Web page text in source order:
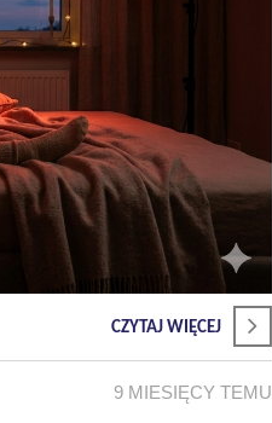
CZYTAJ WIĘCEJ
9 MIESIĘCY TEMU